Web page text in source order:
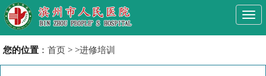
您的位置 ： 首页 > >进修培训